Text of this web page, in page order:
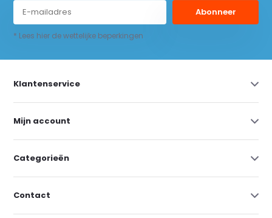
Abonneer
* Lees hier de wettelijke beperkingen
Klantenservice
Mijn account
Categorieën
Contact